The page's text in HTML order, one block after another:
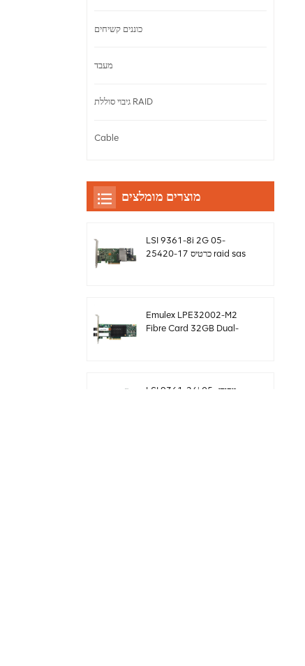
כוננים קשיחים
מעבד
גיבוי סוללת RAID
Cable
מוצרים מומלצים
LSI 9361-8i 2G 05-
25420-17 כרטיס raid sas
Emulex LPE32002-M2
Fibre Card 32GB Dual-
LSI 9361-24i מקורי 05-